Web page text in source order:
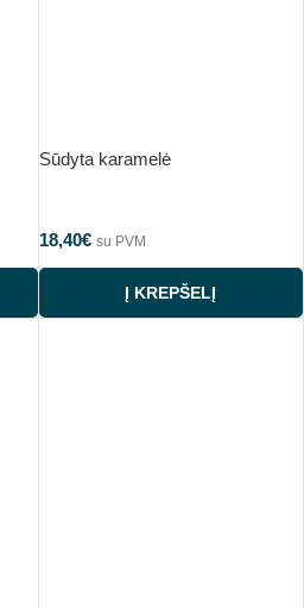
Sūdyta karamelė
18,40€ su PVM
Į KREPŠELĮ